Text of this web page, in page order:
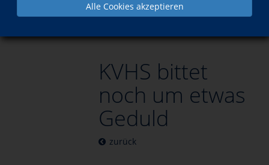
Alle Cookies akzeptieren
KVHS bittet noch um etwas Geduld
KVHS bittet
noch um etwas
Geduld
zurück